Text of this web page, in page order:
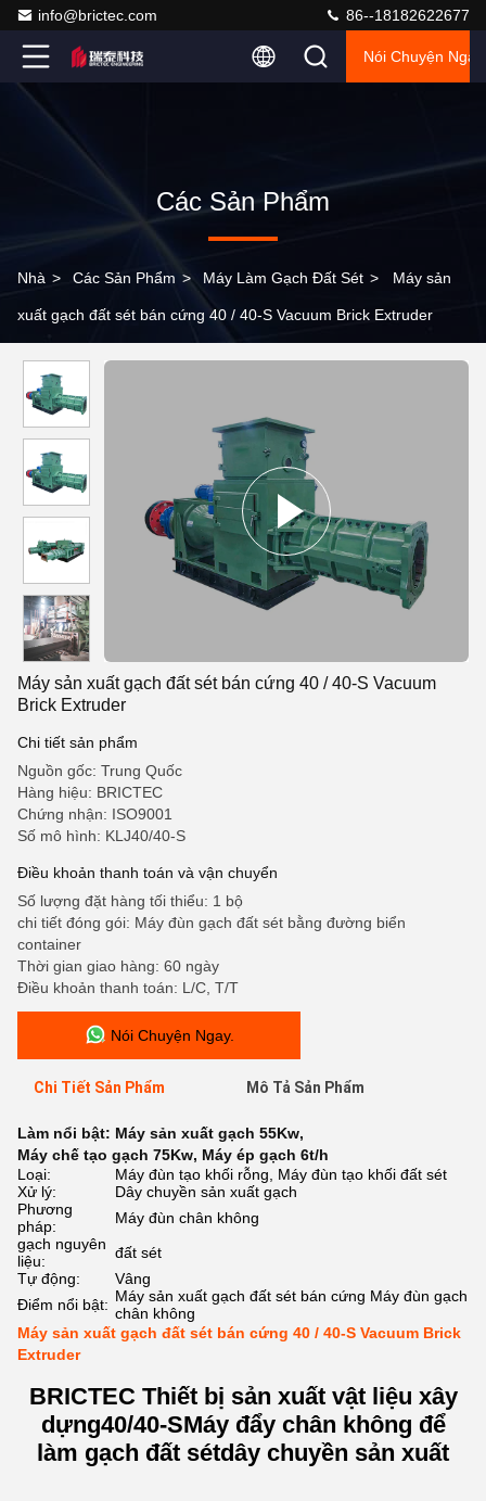
info@brictec.com 86--18182622677
Nói Chuyện Ngay.
Các Sản Phẩm
Nhà > Các Sản Phẩm > Máy Làm Gạch Đất Sét > Máy sản
xuất gạch đất sét bán cứng 40 / 40-S Vacuum Brick Extruder
Máy sản xuất gạch đất sét bán cứng 40 / 40-S Vacuum
Brick Extruder
Chi tiết sản phẩm
Nguồn gốc: Trung Quốc
Hàng hiệu: BRICTEC
Chứng nhận: ISO9001
Số mô hình: KLJ40/40-S
Điều khoản thanh toán và vận chuyển
Số lượng đặt hàng tối thiểu: 1 bộ
chi tiết đóng gói: Máy đùn gạch đất sét bằng đường biển
container
Thời gian giao hàng: 60 ngày
Điều khoản thanh toán: L/C, T/T
Nói Chuyện Ngay.
Chi Tiết Sản Phẩm Mô Tả Sản Phẩm
Làm nổi bật: Máy sản xuất gạch 55Kw,
Máy chế tạo gạch 75Kw, Máy ép gạch 6t/h
Loại:
Máy đùn tạo khối rỗng, Máy đùn tạo khối đất sét
Xử lý:
Dây chuyền sản xuất gạch
Phương
pháp:
Máy đùn chân không
gạch nguyên
liệu:
đất sét
Tự động:
Vâng
Điểm nổi bật: Máy sản xuất gạch đất sét bán cứng Máy đùn gạch
chân không
Máy sản xuất gạch đất sét bán cứng 40 / 40-S Vacuum Brick
Extruder
BRICTEC Thiết bị sản xuất vật liệu xây
dựng40/40-SMáy đẩy chân không để
làm gạch đất sétdây chuyền sản xuất